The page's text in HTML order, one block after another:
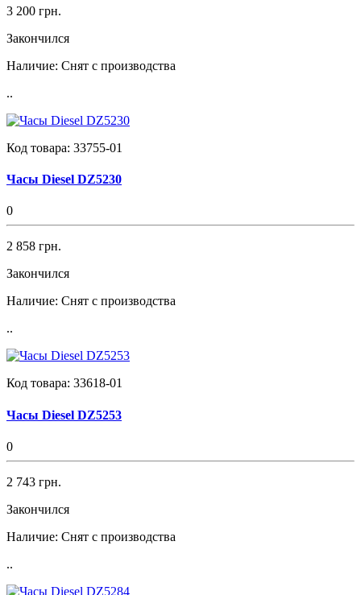
3 200 грн.
Закончился
Наличие: Снят с производства
..
Код товара: 33755-01
Часы Diesel DZ5230
0
2 858 грн.
Закончился
Наличие: Снят с производства
..
Код товара: 33618-01
Часы Diesel DZ5253
0
2 743 грн.
Закончился
Наличие: Снят с производства
..